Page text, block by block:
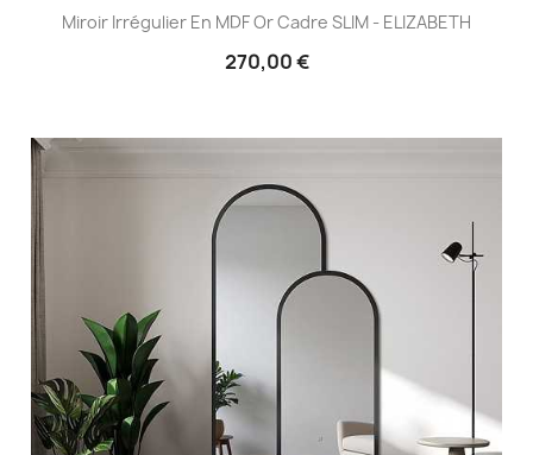
Miroir Irrégulier En MDF Or Cadre SLIM - ELIZABETH
270,00 €